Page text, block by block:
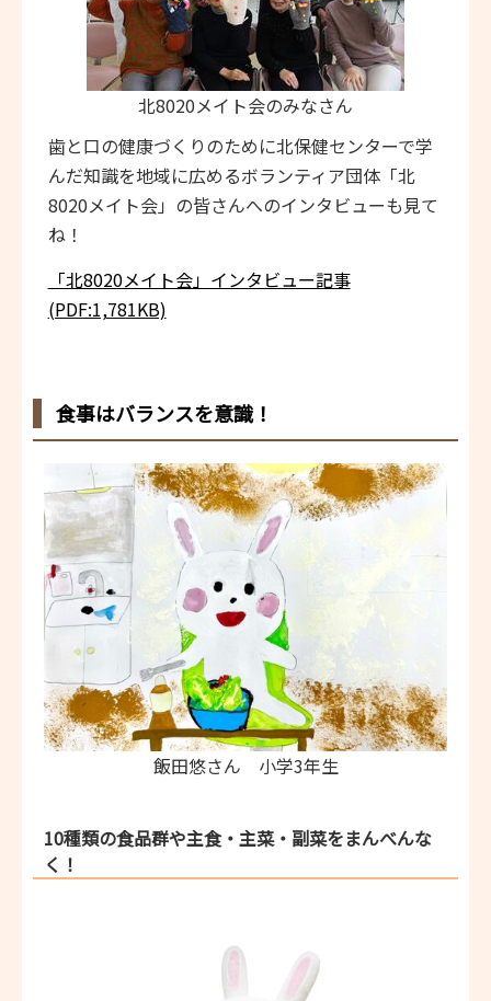
北8020メイト会のみなさん
歯と口の健康づくりのために北保健センターで学
んだ知識を地域に広めるボランティア団体「北
8020メイト会」の皆さんへのインタビューも見て
ね！
「北8020メイト会」インタビュー記事
(PDF:1,781KB)
食事はバランスを意識！
飯田悠さん 小学3年生
10種類の食品群や主食・主菜・副菜をまんべんな
く！